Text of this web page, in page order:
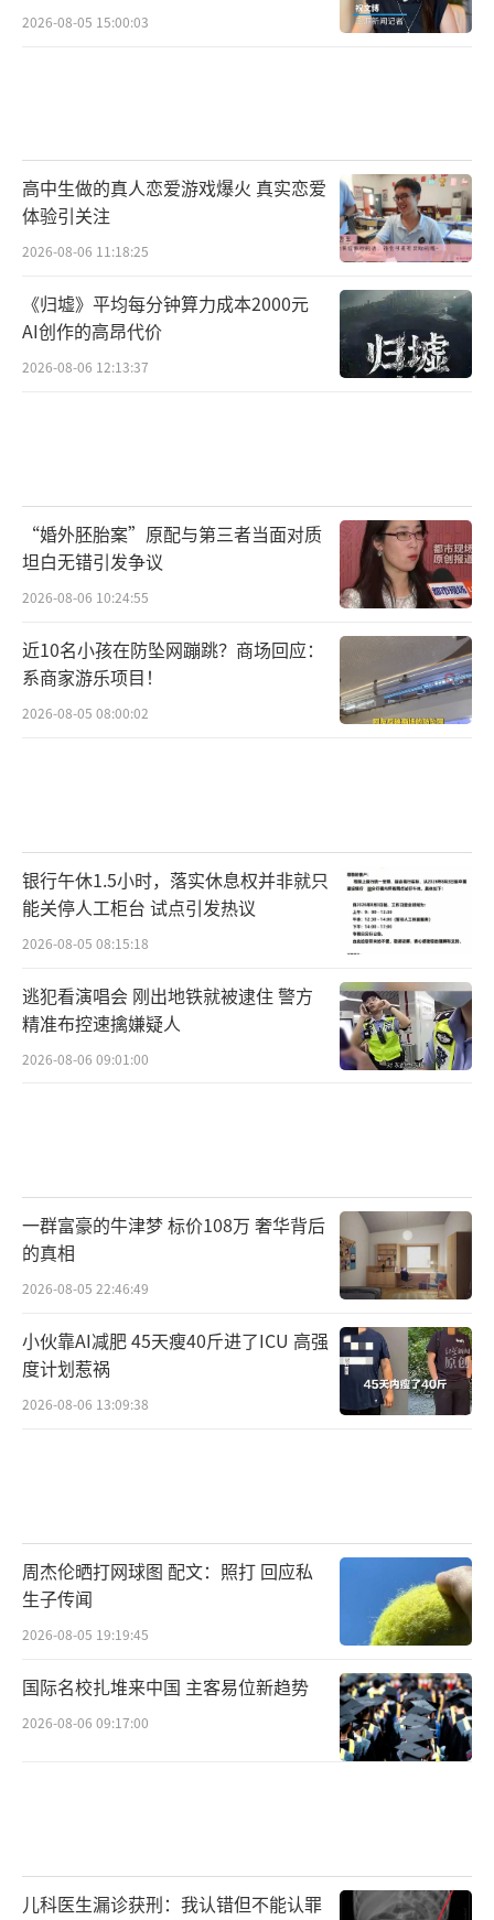
2026-08-05 15:00:03
高中生做的真人恋爱游戏爆火 真实恋爱
体验引关注
2026-08-06 11:18:25
《归墟》平均每分钟算力成本2000元
AI创作的高昂代价
2026-08-06 12:13:37
“婚外胚胎案”原配与第三者当面对质
坦白无错引发争议
2026-08-06 10:24:55
近10名小孩在防坠网蹦跳？商场回应：
系商家游乐项目！
2026-08-05 08:00:02
银行午休1.5小时，落实休息权并非就只
能关停人工柜台 试点引发热议
2026-08-05 08:15:18
逃犯看演唱会 刚出地铁就被逮住 警方
精准布控速擒嫌疑人
2026-08-06 09:01:00
一群富豪的牛津梦 标价108万 奢华背后
的真相
2026-08-05 22:46:49
小伙靠AI减肥 45天瘦40斤进了ICU 高强
度计划惹祸
2026-08-06 13:09:38
周杰伦晒打网球图 配文：照打 回应私
生子传闻
2026-08-05 19:19:45
国际名校扎堆来中国 主客易位新趋势
2026-08-06 09:17:00
儿科医生漏诊获刑：我认错但不能认罪